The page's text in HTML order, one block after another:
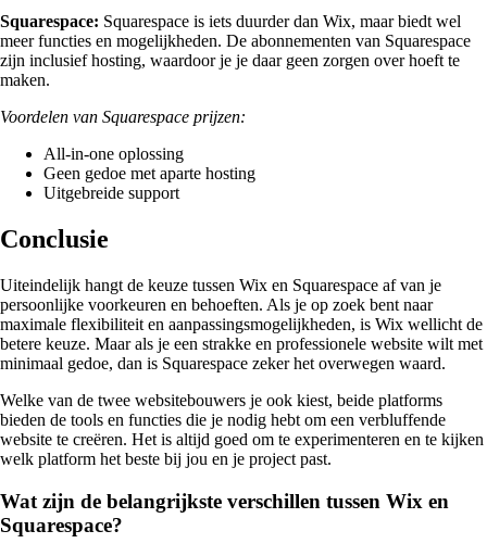
Squarespace: Squarespace is iets duurder dan Wix, maar biedt wel
meer functies en mogelijkheden. De abonnementen van Squarespace
zijn inclusief hosting, waardoor je je daar geen zorgen over hoeft te
maken.
Voordelen van Squarespace prijzen:
All-in-one oplossing
Geen gedoe met aparte hosting
Uitgebreide support
Conclusie
Uiteindelijk hangt de keuze tussen Wix en Squarespace af van je
persoonlijke voorkeuren en behoeften. Als je op zoek bent naar
maximale flexibiliteit en aanpassingsmogelijkheden, is Wix wellicht de
betere keuze. Maar als je een strakke en professionele website wilt met
minimaal gedoe, dan is Squarespace zeker het overwegen waard.
Welke van de twee websitebouwers je ook kiest, beide platforms
bieden de tools en functies die je nodig hebt om een verbluffende
website te creëren. Het is altijd goed om te experimenteren en te kijken
welk platform het beste bij jou en je project past.
Wat zijn de belangrijkste verschillen tussen Wix en
Squarespace?